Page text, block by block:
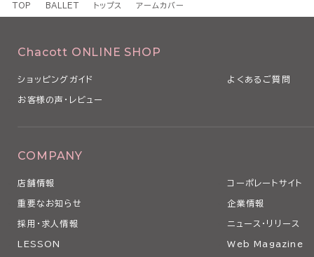
TOP BALLET トップス アームカバー
Chacott ONLINE SHOP
ショッピングガイド よくあるご質問
お客様の声・レビュー
COMPANY
店舗情報 コーポレートサイト
重要なお知らせ 企業情報
採用・求人情報 ニュース・リリース
LESSON Web Magazine